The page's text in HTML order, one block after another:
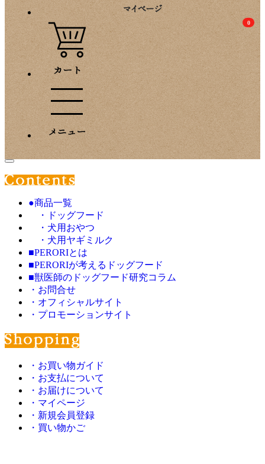
0
●商品一覧
・ドッグフード
・犬用おやつ
・犬用ヤギミルク
■PERORIとは
■PERORIが考えるドッグフード
■獣医師のドッグフード研究コラム
・お問合せ
・オフィシャルサイト
・プロモーションサイト
・お買い物ガイド
・お支払について
・お届けについて
・マイページ
・新規会員登録
・買い物かご